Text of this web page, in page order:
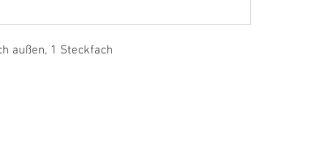
außen, 1 Steckfach